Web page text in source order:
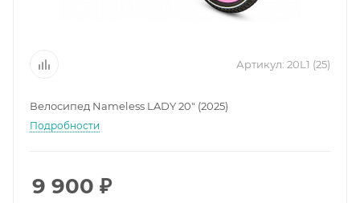
Артикул: 20L1 (25)
Велосипед Nameless LADY 20" (2025)
Подробности
9 900 ₽